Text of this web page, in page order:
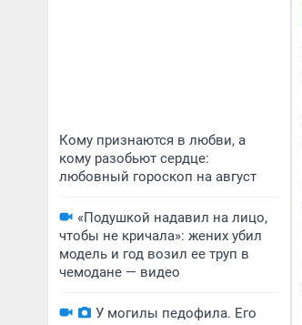
Кому признаются в любви, а
кому разобьют сердце:
любовный гороскоп на август
«Подушкой надавил на лицо,
чтобы не кричала»: жених убил
модель и год возил ее труп в
чемодане — видео
У могилы педофила. Его